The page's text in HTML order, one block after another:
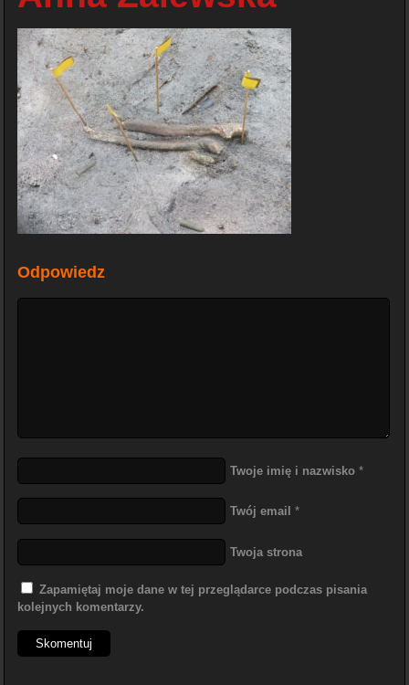
Odpowiedz
Twoje imię i nazwisko *
Twój email *
Twoja strona
Zapamiętaj moje dane w tej przeglądarce podczas pisania
kolejnych komentarzy.